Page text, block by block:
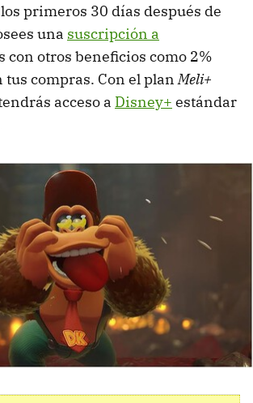
primeros 30 días después de
una suscripción a
con otros beneficios como 2%
tus compras. Con el plan Meli+
acceso a Disney+ estándar